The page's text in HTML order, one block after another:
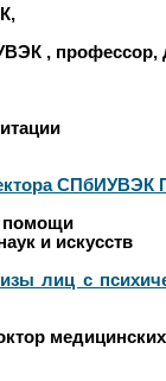
, профессор,
СПбИУВЭК
помощи
и искусств
лиц с